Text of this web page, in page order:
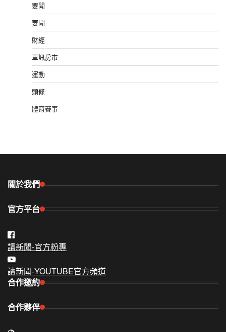
要聞
要聞
財經
車訊房市
運動
頭條
體育賽事
關於我們
官方平台
讀新聞-官方粉專
讀新聞-YOUTUBE官方頻道
合作邀約
合作夥伴